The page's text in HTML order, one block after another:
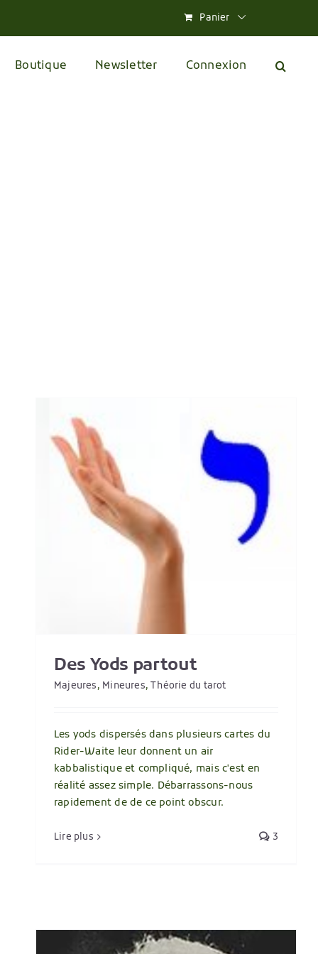
Panier
Boutique Newsletter Connexion
Des Yods partout
Majeures, Mineures,Théorie du tarot
Les yods dispersés dans plusieurs cartes du
Rider-Waite leur donnent un air
kabbalistique et compliqué, mais c'est en
réalité assez simple. Débarrassons-nous
rapidement de de ce point obscur.
Lire plus 3